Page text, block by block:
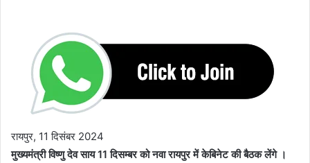
रायपुर, 11 दिसंबर 2024
मुख्यमंत्री विष्णु देव साय 11 दिसम्बर को नवा रायपुर में केबिनेट की बैठक लेंगे ।